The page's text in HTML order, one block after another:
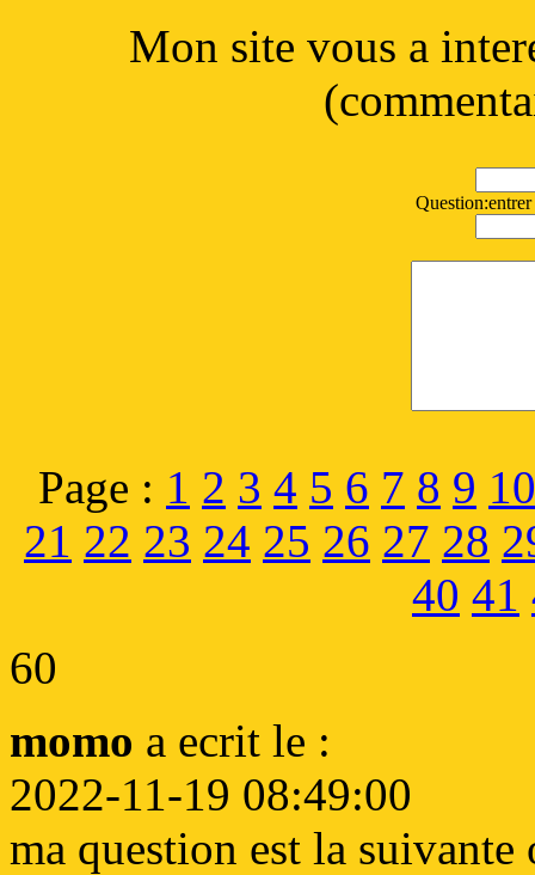
Mon site vous a
Page : 1 2 3 4 5 6 7 8 9 10
21 22 23 24 25 26 27 28
40 41
60
momo a ecrit le :
2022-11-19 08:49:00
ma question est la